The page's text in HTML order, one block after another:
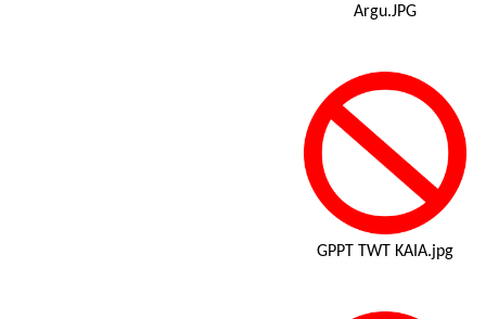
Argu.JPG
GPPT TWT KAIA.jpg